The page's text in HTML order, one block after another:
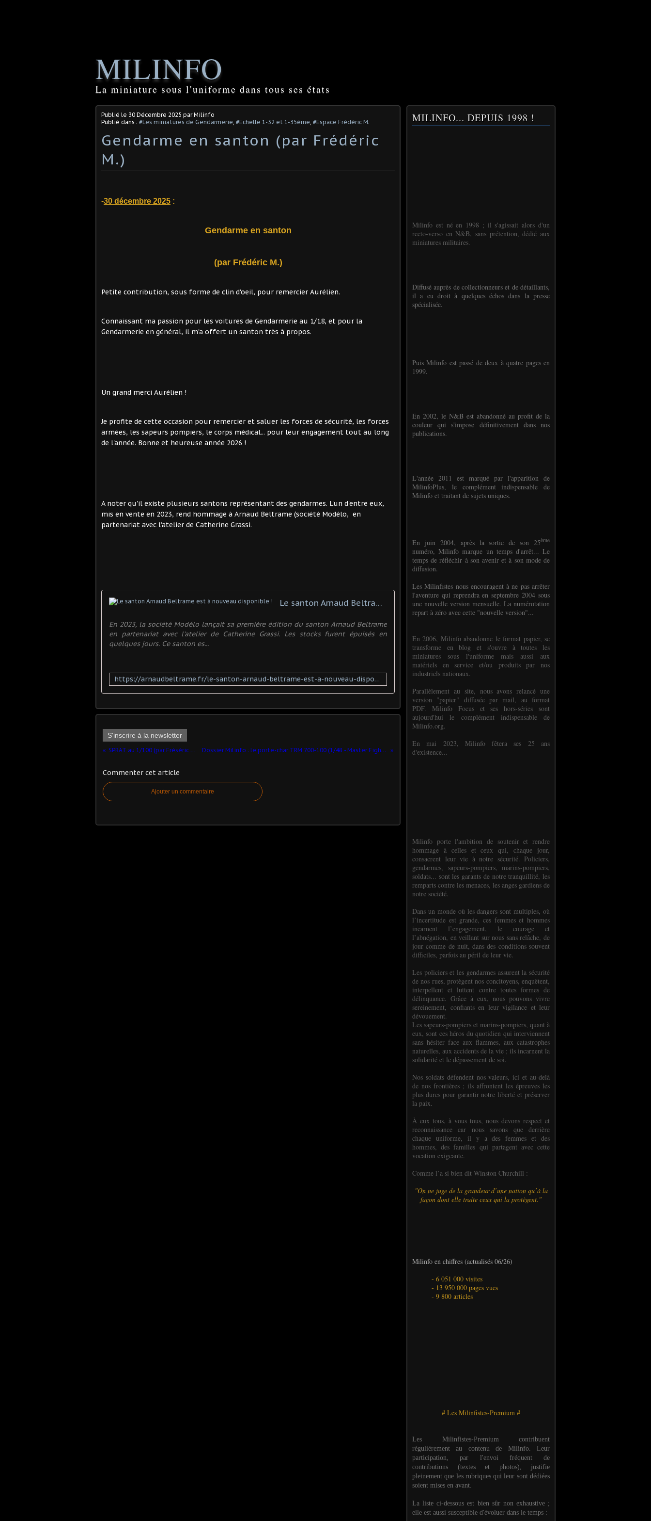
MILINFO
La miniature sous l'uniforme dans tous ses états
Publié le 30 Décembre 2025 par Milinfo
Publié dans : #Les miniatures de Gendarmerie, #Echelle 1-32 et 1-35ème, #Espace Frédéric M.
Gendarme en santon (par Frédéric
M.)
-30 décembre 2025 :
Gendarme en santon
(par Frédéric M.)
Petite contribution, sous forme de clin d'oeil, pour remercier Aurélien.
Connaissant ma passion pour les voitures de Gendarmerie au 1/18, et pour la
Gendarmerie en général, il m'a offert un santon très à propos.
Un grand merci Aurélien !
Je profite de cette occasion pour remercier et saluer les forces de sécurité, les forces
armées, les sapeurs pompiers, le corps médical... pour leur engagement tout au long
de l'année. Bonne et heureuse année 2026 !
A noter qu'il existe plusieurs santons représentant des gendarmes. L'un d'entre eux,
mis en vente en 2023, rend hommage à Arnaud Beltrame (société Modélo, en
partenariat avec l’atelier de Catherine Grassi.
Le santon Arnaud Beltrame est à nouveau disponible !
En 2023, la société Modélo lançait sa première édition du santon Arnaud Beltrame
en partenariat avec l'atelier de Catherine Grassi. Les stocks furent épuisés en
quelques jours. Ce santon es...
https://arnaudbeltrame.fr/le-santon-arnaud-beltrame-est-a-nouveau-disponible
S'inscrire à la newsletter
SPRAT au 1/100 (par Fréséric M.) Dossier Milinfo : le porte-char TRM 700-100 (1/48 - Master Fighter)
Commenter cet article
Ajouter un commentaire
MILINFO... DEPUIS 1998 !
Milinfo est né en 1998 ; il s'agissait alors d'un
recto-verso en N&B, sans prétention, dédié aux
miniatures militaires.
Diffusé auprès de collectionneurs et de détaillants,
il a eu droit à quelques échos dans la presse
spécialisée.
Puis Milinfo est passé de deux à quatre pages en
1999.
En 2002, le N&B est abandonné au profit de la
couleur qui s'impose définitivement dans nos
publications.
L'année 2011 est marqué par l'apparition de
MilinfoPlus, le complément indispensable de
Milinfo et traitant de sujets uniques.
En juin 2004, après la sortie de son 25ème
numéro, Milinfo marque un temps d'arrêt... Le
temps de réfléchir à son avenir et à son mode de
diffusion.
Les Milinfistes nous encouragent à ne pas arrêter
l'aventure qui reprendra en septembre 2004 sous
une nouvelle version mensuelle. La numérotation
repart à zéro avec cette "nouvelle version"...
En 2006, Milinfo abandonne le format papier, se
transforme en blog et s'ouvre à toutes les
miniatures sous l'uniforme mais aussi aux
matériels en service et/ou produits par nos
industriels nationaux.
Parallèlement au site, nous avons relancé une
version "papier" diffusée par mail, au format
PDF. Milinfo Focus et ses hors-séries sont
aujourd'hui le complément indispensable de
Milinfo.org.
En mai 2023, Milinfo fêtera ses 25 ans
d'existence...
Milinfo porte l'ambition de soutenir et rendre
hommage à celles et ceux qui, chaque jour,
consacrent leur vie à notre sécurité. Policiers,
gendarmes, sapeurs-pompiers, marins-pompiers,
soldats... sont les garants de notre tranquillité, les
remparts contre les menaces, les anges gardiens de
notre société.
Dans un monde où les dangers sont multiples, où
l’incertitude est grande, ces femmes et hommes
incarnent l’engagement, le courage et
l’abnégation, en veillant sur nous sans relâche, de
jour comme de nuit, dans des conditions souvent
difficiles, parfois au péril de leur vie.
Les policiers et les gendarmes assurent la sécurité
de nos rues, protègent nos concitoyens, enquêtent,
interpellent et luttent contre toutes formes de
délinquance. Grâce à eux, nous pouvons vivre
sereinement, confiants en leur vigilance et leur
dévouement.
Les sapeurs-pompiers et marins-pompiers, quant à
eux, sont ces héros du quotidien qui interviennent
sans hésiter face aux flammes, aux catastrophes
naturelles, aux accidents de la vie ; ils incarnent la
solidarité et le dépassement de soi.
Nos soldats défendent nos valeurs, ici et au-delà
de nos frontières ; ils affrontent les épreuves les
plus dures pour garantir notre liberté et préserver
la paix.
À eux tous, à vous tous, nous devons respect et
reconnaissance car nous savons que derrière
chaque uniforme, il y a des femmes et des
hommes, des familles qui partagent avec cette
vocation exigeante.
Comme l’a si bien dit Winston Churchill :
"On ne juge de la grandeur d’une nation qu’à la
façon dont elle traite ceux qui la protègent."
Milinfo en chiffres (actualisés 06/26)
- 6 051 000 visites
- 13 950 000 pages vues
- 9 800 articles
# Les Milinfistes-Premium #
Les Milinfistes-Premium contribuent
régulièrement au contenu de Milinfo. Leur
participation, par l'envoi fréquent de
contributions (textes et photos), justifie
pleinement que les rubriques qui leur sont dédiées
soient mises en avant.
La liste ci-dessous est bien sûr non exhaustive ;
elle est aussi susceptible d'évoluer dans le temps :